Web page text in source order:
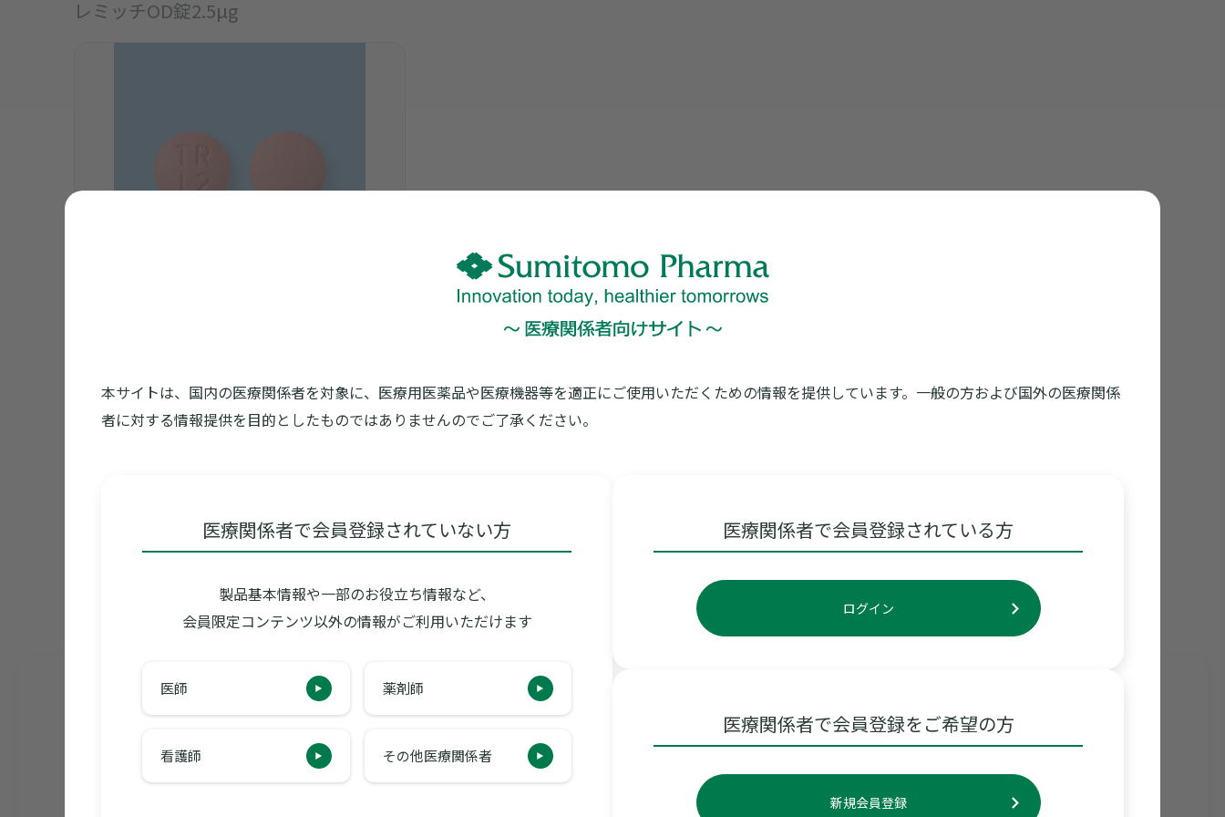
本サイトは、国内の医療関係者を対象に、医療用医薬品や医療機器等を適正にご使用いただくための情報を提供しています。一般の方および国外の医療関係
者に対する情報提供を目的としたものではありませんのでご了承ください。
医療関係者で会員登録されていない方
製品基本情報や一部のお役立ち情報など、
会員限定コンテンツ以外の情報がご利用いただけます
医師 薬剤師
看護師 その他医療関係者
医療関係者で会員登録されている方
ログイン
医療関係者で会員登録をご希望の方
新規会員登録
レミッチOD錠2.5μg
最新のお知らせ お知らせ一覧へ
電子添文改訂 適正使用情報等 販売・その他
2022年04月05日 包装変更 アイミクス アキネトン アクセノン アタバニン
商号変更ならびに添付文書電子化に伴う包装変更のお知らせ（住友ファーマ）